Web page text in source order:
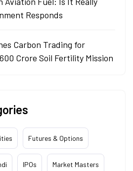
Responds
Carbon Trading for
Crore Soil Fertility Mission
Futures & Options
IPOs Market Masters